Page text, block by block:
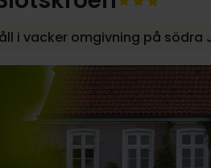
i vacker omgivning på södra